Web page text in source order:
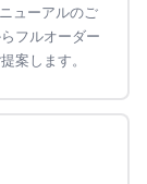
ューアルのご
フルオーダー
案します。